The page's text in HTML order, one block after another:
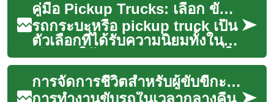
คู่มือ Pickup Trucks: เลือก ขับ และดูแลรถกระบะ
รถกระบะหรือ pickup truck เป็น
ตัวเลือกที่ได้รับความนิยมทั้งใน
เชิงการใช้งานจริงและการขับขี่ใน
ชีวิตประจำวัน สำหรับผู้อยา...
การจัดการชีวิตสำหรับผู้ขับขี่กะดึก